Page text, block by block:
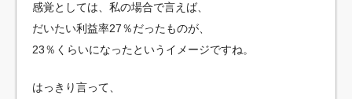
感覚としては、私の場合で言えば、
だいたい利益率27％だったものが、
23％くらいになったというイメージですね。
はっきり言って、